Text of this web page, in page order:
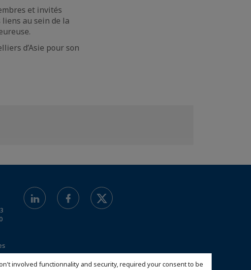
involved functionnality and security, required your consent to be
et invités
liens au sein de la
d’Asie pour son